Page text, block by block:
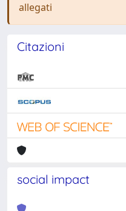
allegati
Citazioni
social impact